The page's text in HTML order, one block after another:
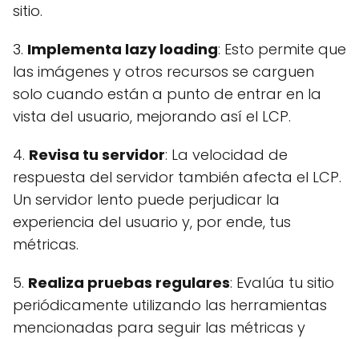
sitio.
3. Implementa lazy loading: Esto permite que
las imágenes y otros recursos se carguen
solo cuando están a punto de entrar en la
vista del usuario, mejorando así el LCP.
4. Revisa tu servidor: La velocidad de
respuesta del servidor también afecta el LCP.
Un servidor lento puede perjudicar la
experiencia del usuario y, por ende, tus
métricas.
5. Realiza pruebas regulares: Evalúa tu sitio
periódicamente utilizando las herramientas
mencionadas para seguir las métricas y